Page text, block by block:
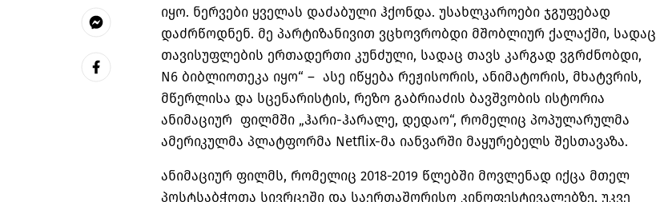
იყო. ნერვები ყველას დაძაბული ჰქონდა. უსახლკაროები ჯგუფებად
დაძრწოდნენ. მე პარტიზანივით ვცხოვრობდი მშობლიურ ქალაქში, სადაც
თავისუფლების ერთადერთი კუნძული, სადაც თავს კარგად ვგრძნობდი,
N6 ბიბლიოთეკა იყო“ – ასე იწყება რეჟისორის, ანიმატორის, მხატვრის,
მწერლისა და სცენარისტის, რეზო გაბრიაძის ბავშვობის ისტორია
ანიმაციურ ფილმში „ჰარი-ჰარალე, დედაო“, რომელიც პოპულარულმა
ამერიკულმა პლატფორმა Netflix-მა იანვარში მაყურებელს შესთავაზა.
ანიმაციურ ფილმს, რომელიც 2018-2019 წლებში მოვლენად იქცა მთელ
პოსტსაბჭოთა სივრცეში და საერთაშორისო კინოფესტივალებზე, უკვე